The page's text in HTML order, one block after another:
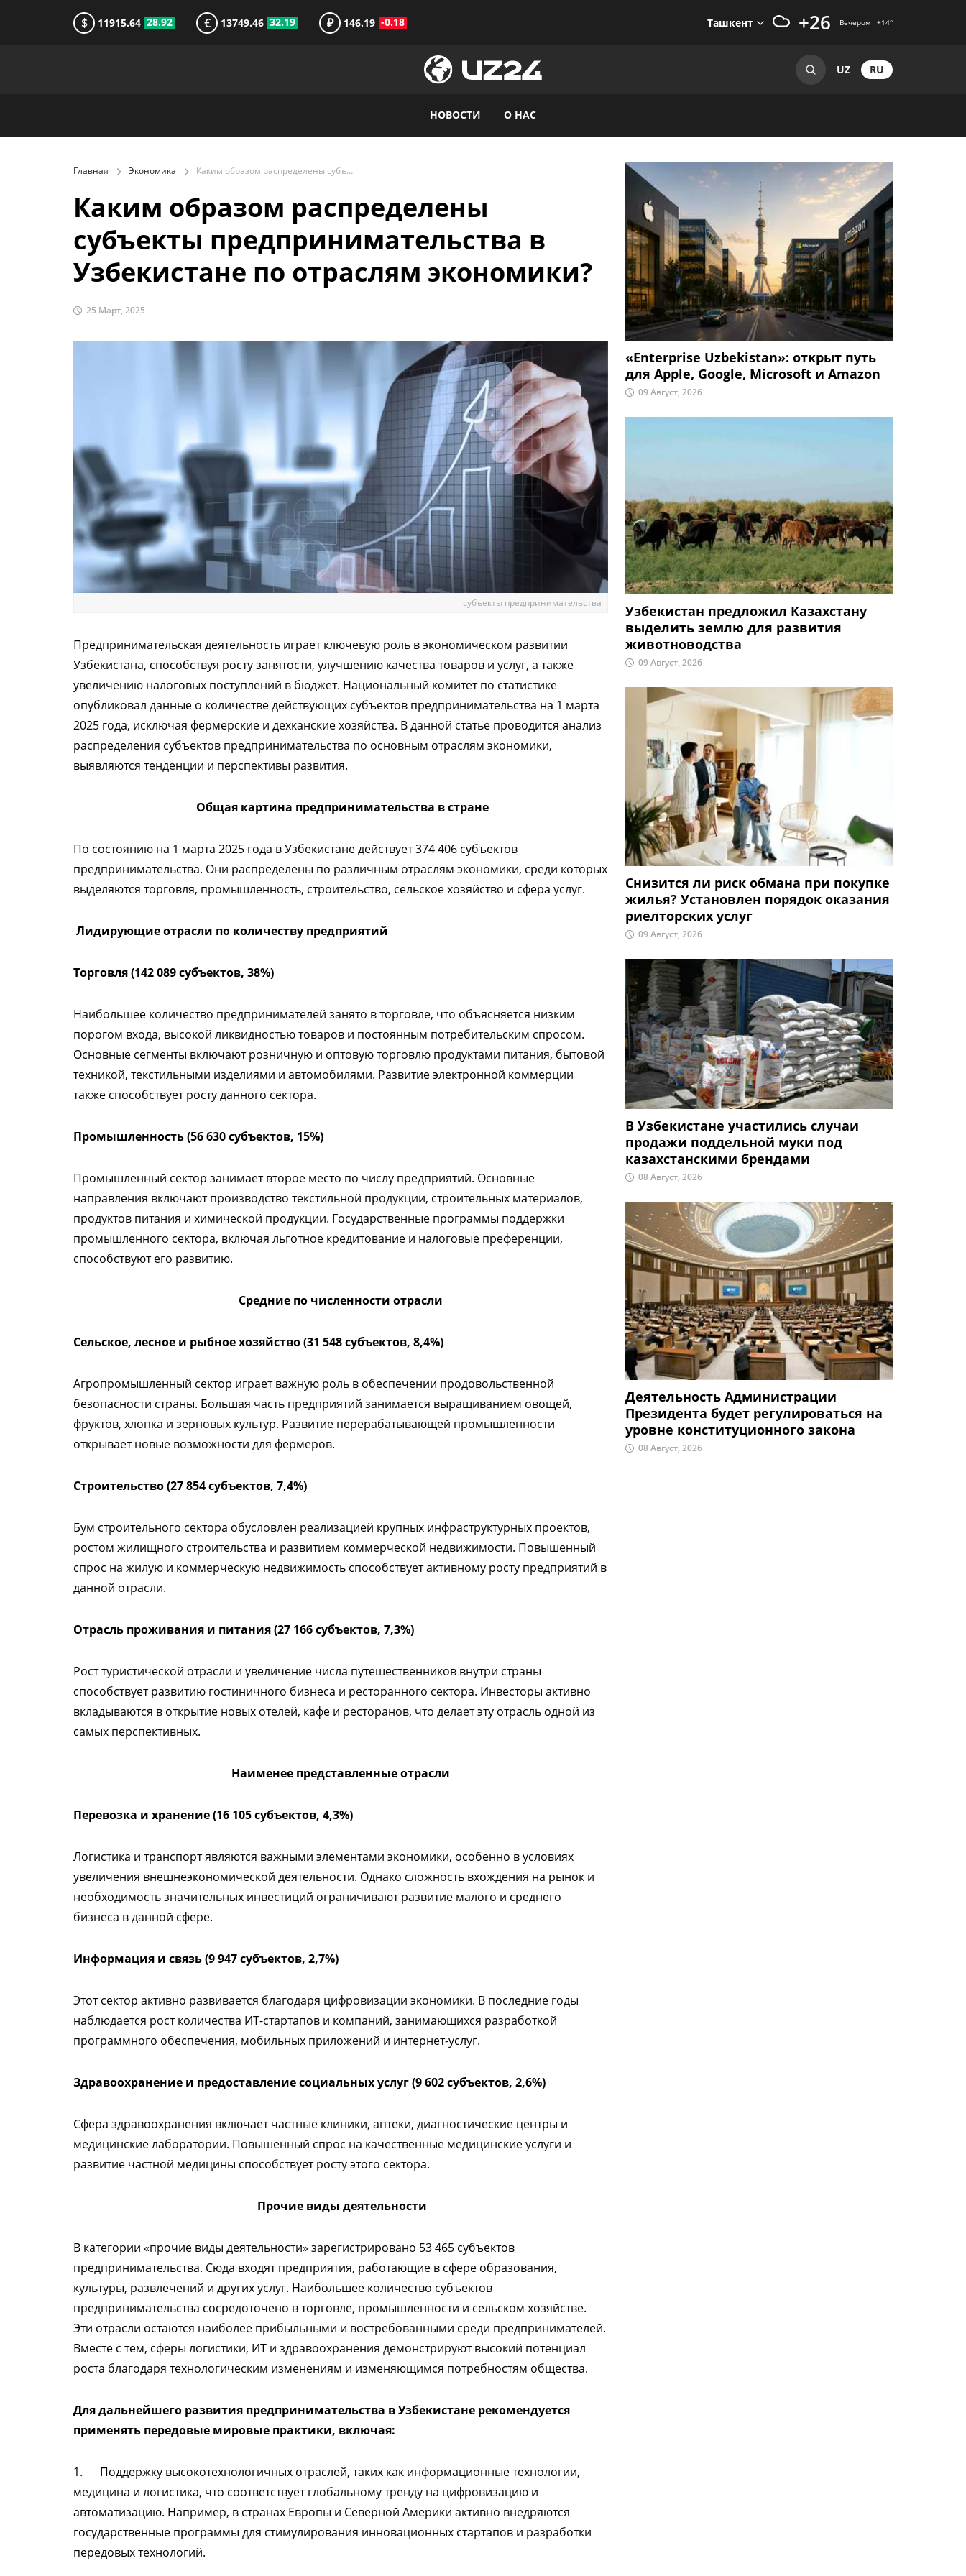
$ 11915.64 28.92 € 13749.46 32.19 ₽ 146.19 -0.18 Ташкент +26 Вечером +14°
UZ RU
НОВОСТИ О НАС
Главная Экономика Каким образом распределены субъекты предпринимательства в Узбекистане по отраслям экономики?
Каким образом распределены
субъекты предпринимательства в
Узбекистане по отраслям экономики?
25 Март, 2025
субъекты предпринимательства
Предпринимательская деятельность играет ключевую роль в экономическом развитии
Узбекистана, способствуя росту занятости, улучшению качества товаров и услуг, а также
увеличению налоговых поступлений в бюджет. Национальный комитет по статистике
опубликовал данные о количестве действующих субъектов предпринимательства на 1 марта
2025 года, исключая фермерские и дехканские хозяйства. В данной статье проводится анализ
распределения субъектов предпринимательства по основным отраслям экономики,
выявляются тенденции и перспективы развития.
Общая картина предпринимательства в стране
По состоянию на 1 марта 2025 года в Узбекистане действует 374 406 субъектов
предпринимательства. Они распределены по различным отраслям экономики, среди которых
выделяются торговля, промышленность, строительство, сельское хозяйство и сфера услуг.
Лидирующие отрасли по количеству предприятий
Торговля (142 089 субъектов, 38%)
Наибольшее количество предпринимателей занято в торговле, что объясняется низким
порогом входа, высокой ликвидностью товаров и постоянным потребительским спросом.
Основные сегменты включают розничную и оптовую торговлю продуктами питания, бытовой
техникой, текстильными изделиями и автомобилями. Развитие электронной коммерции
также способствует росту данного сектора.
Промышленность (56 630 субъектов, 15%)
Промышленный сектор занимает второе место по числу предприятий. Основные
направления включают производство текстильной продукции, строительных материалов,
продуктов питания и химической продукции. Государственные программы поддержки
промышленного сектора, включая льготное кредитование и налоговые преференции,
способствуют его развитию.
Средние по численности отрасли
Сельское, лесное и рыбное хозяйство (31 548 субъектов, 8,4%)
Агропромышленный сектор играет важную роль в обеспечении продовольственной
безопасности страны. Большая часть предприятий занимается выращиванием овощей,
фруктов, хлопка и зерновых культур. Развитие перерабатывающей промышленности
открывает новые возможности для фермеров.
Строительство (27 854 субъектов, 7,4%)
Бум строительного сектора обусловлен реализацией крупных инфраструктурных проектов,
ростом жилищного строительства и развитием коммерческой недвижимости. Повышенный
спрос на жилую и коммерческую недвижимость способствует активному росту предприятий в
данной отрасли.
Отрасль проживания и питания (27 166 субъектов, 7,3%)
Рост туристической отрасли и увеличение числа путешественников внутри страны
способствует развитию гостиничного бизнеса и ресторанного сектора. Инвесторы активно
вкладываются в открытие новых отелей, кафе и ресторанов, что делает эту отрасль одной из
самых перспективных.
Наименее представленные отрасли
Перевозка и хранение (16 105 субъектов, 4,3%)
Логистика и транспорт являются важными элементами экономики, особенно в условиях
увеличения внешнеэкономической деятельности. Однако сложность вхождения на рынок и
необходимость значительных инвестиций ограничивают развитие малого и среднего
бизнеса в данной сфере.
Информация и связь (9 947 субъектов, 2,7%)
Этот сектор активно развивается благодаря цифровизации экономики. В последние годы
наблюдается рост количества ИТ-стартапов и компаний, занимающихся разработкой
программного обеспечения, мобильных приложений и интернет-услуг.
Здравоохранение и предоставление социальных услуг (9 602 субъектов, 2,6%)
Сфера здравоохранения включает частные клиники, аптеки, диагностические центры и
медицинские лаборатории. Повышенный спрос на качественные медицинские услуги и
развитие частной медицины способствует росту этого сектора.
Прочие виды деятельности
В категории «прочие виды деятельности» зарегистрировано 53 465 субъектов
предпринимательства. Сюда входят предприятия, работающие в сфере образования,
культуры, развлечений и других услуг. Наибольшее количество субъектов
предпринимательства сосредоточено в торговле, промышленности и сельском хозяйстве.
Эти отрасли остаются наиболее прибыльными и востребованными среди предпринимателей.
Вместе с тем, сферы логистики, ИТ и здравоохранения демонстрируют высокий потенциал
роста благодаря технологическим изменениям и изменяющимся потребностям общества.
Для дальнейшего развития предпринимательства в Узбекистане рекомендуется
применять передовые мировые практики, включая:
1. Поддержку высокотехнологичных отраслей, таких как информационные технологии,
медицина и логистика, что соответствует глобальному тренду на цифровизацию и
автоматизацию. Например, в странах Европы и Северной Америки активно внедряются
государственные программы для стимулирования инновационных стартапов и разработки
передовых технологий.
«Enterprise Uzbekistan»: открыт путь
для Apple, Google, Microsoft и Amazon
09 Август, 2026
Узбекистан предложил Казахстану
выделить землю для развития
животноводства
09 Август, 2026
Снизится ли риск обмана при покупке
жилья? Установлен порядок оказания
риелторских услуг
09 Август, 2026
В Узбекистане участились случаи
продажи поддельной муки под
казахстанскими брендами
08 Август, 2026
Деятельность Администрации
Президента будет регулироваться на
уровне конституционного закона
08 Август, 2026